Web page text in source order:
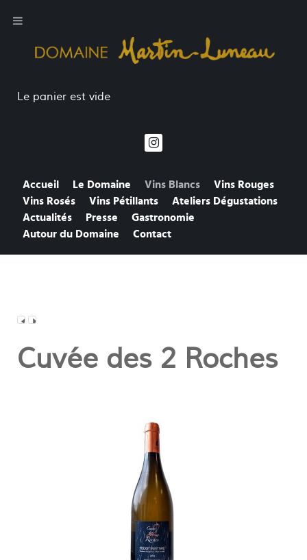
Le panier est vide
Accueil Le Domaine Vins Blancs
Vins Rouges
Vins Rosés
Vins Pétillants
Ateliers Dégustations
Actualités
Presse
Gastronomie
Autour du Domaine
Contact
Cuvée des 2 Roches